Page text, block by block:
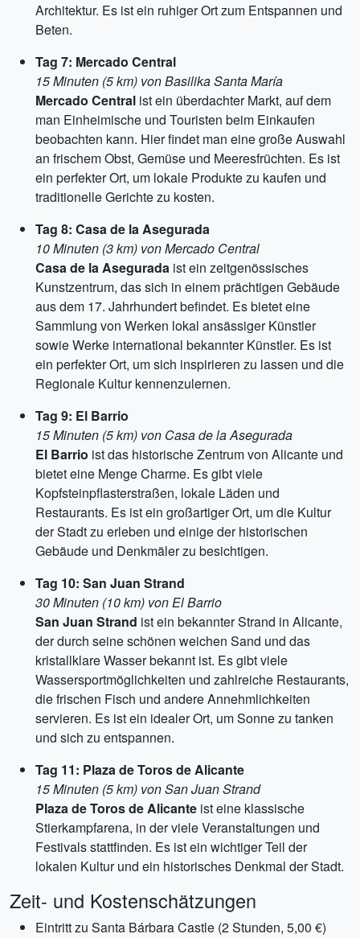
Architektur. Es ist ein ruhiger Ort zum Entspannen und
Beten.
Tag 7: Mercado Central
15 Minuten (5 km) von Basilika Santa María
Mercado Central ist ein überdachter Markt, auf dem
man Einheimische und Touristen beim Einkaufen
beobachten kann. Hier findet man eine große Auswahl
an frischem Obst, Gemüse und Meeresfrüchten. Es ist
ein perfekter Ort, um lokale Produkte zu kaufen und
traditionelle Gerichte zu kosten.
Tag 8: Casa de la Asegurada
10 Minuten (3 km) von Mercado Central
Casa de la Asegurada ist ein zeitgenössisches
Kunstzentrum, das sich in einem prächtigen Gebäude
aus dem 17. Jahrhundert befindet. Es bietet eine
Sammlung von Werken lokal ansässiger Künstler
sowie Werke international bekannter Künstler. Es ist
ein perfekter Ort, um sich inspirieren zu lassen und die
Regionale Kultur kennenzulernen.
Tag 9: El Barrio
15 Minuten (5 km) von Casa de la Asegurada
El Barrio ist das historische Zentrum von Alicante und
bietet eine Menge Charme. Es gibt viele
Kopfsteinpflasterstraßen, lokale Läden und
Restaurants. Es ist ein großartiger Ort, um die Kultur
der Stadt zu erleben und einige der historischen
Gebäude und Denkmäler zu besichtigen.
Tag 10: San Juan Strand
30 Minuten (10 km) von El Barrio
San Juan Strand ist ein bekannter Strand in Alicante,
der durch seine schönen weichen Sand und das
kristallklare Wasser bekannt ist. Es gibt viele
Wassersportmöglichkeiten und zahlreiche Restaurants,
die frischen Fisch und andere Annehmlichkeiten
servieren. Es ist ein idealer Ort, um Sonne zu tanken
und sich zu entspannen.
Tag 11: Plaza de Toros de Alicante
15 Minuten (5 km) von San Juan Strand
Plaza de Toros de Alicante ist eine klassische
Stierkampfarena, in der viele Veranstaltungen und
Festivals stattfinden. Es ist ein wichtiger Teil der
lokalen Kultur und ein historisches Denkmal der Stadt.
Zeit- und Kostenschätzungen
Eintritt zu Santa Bárbara Castle (2 Stunden, 5,00 €)